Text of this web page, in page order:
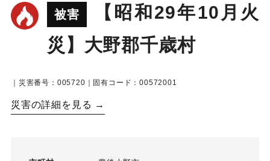
被害
【昭和29年10月火
災】大野郡千歳村
｜災害番号：005720｜固有コード：00572001
災害の詳細を見る →